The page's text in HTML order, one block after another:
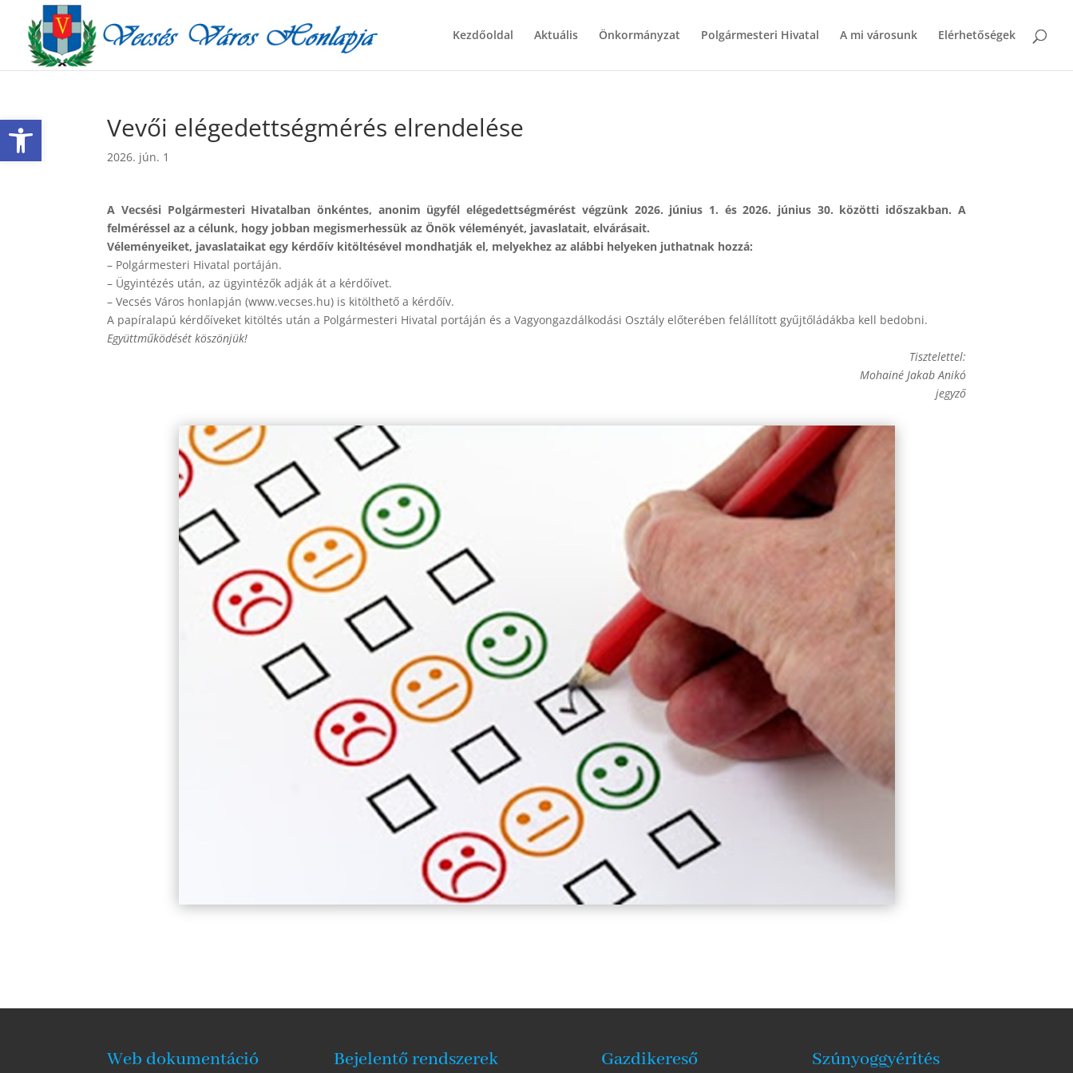
Eszköztár megnyitása
Kezdőoldal Aktuális Önkormányzat Polgármesteri Hivatal A mi városunk Elérhetőségek
Vevői elégedettségmérés elrendelése
2026. jún. 1
A Vecsési Polgármesteri Hivatalban önkéntes, anonim ügyfél elégedettségmérést végzünk 2026. június 1. és 2026. június 30. közötti időszakban. A
felméréssel az a célunk, hogy jobban megismerhessük az Önök véleményét, javaslatait, elvárásait.
Véleményeiket, javaslataikat egy kérdőív kitöltésével mondhatják el, melyekhez az alábbi helyeken juthatnak hozzá:
– Polgármesteri Hivatal portáján.
– Ügyintézés után, az ügyintézők adják át a kérdőívet.
– Vecsés Város honlapján (www.vecses.hu) is kitölthető a kérdőív.
A papíralapú kérdőíveket kitöltés után a Polgármesteri Hivatal portáján és a Vagyongazdálkodási Osztály előterében felállított gyűjtőládákba kell bedobni.
Együttműködését köszönjük!
Tisztelettel:
Mohainé Jakab Anikó
jegyző
Web dokumentáció Bejelentő rendszerek Gazdikereső Szúnyoggyérítés